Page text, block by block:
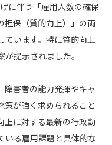
に伴う「雇用人数の確保
担保（質的向上）」の両
ています。特に質的向上
提示されました。
障害者の能力発揮やキャ
策が強く求められること
上に対する最新の行政動
いる雇用課題と具体的な